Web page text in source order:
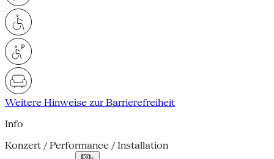
Weitere Hinweise zur Barrierefreiheit
Info
Konzert / Performance / Installation